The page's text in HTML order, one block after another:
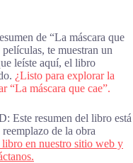
de “La máscara que
te muestran un
leíste aquí, el libro
¿Listo para explorar la
“La máscara que cae”.
resumen del libro está
de la obra
en nuestro sitio web y